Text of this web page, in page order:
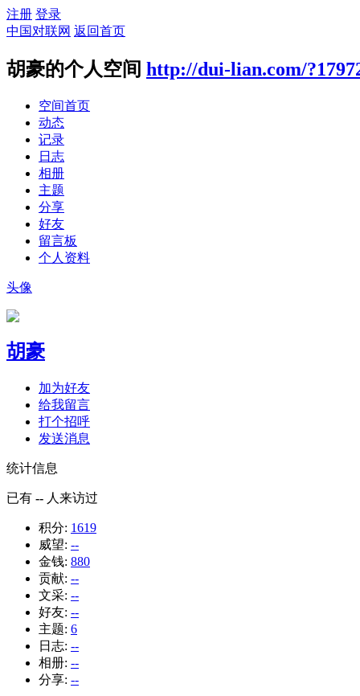
注册 登录
中国对联网 返回首页
胡豪的个人空间 http://dui-lian.com/
空间首页
动态
记录
日志
相册
主题
分享
好友
留言板
个人资料
头像
胡豪
加为好友
给我留言
打个招呼
发送消息
统计信息
已有 -- 人来访过
积分: 1619
威望: --
金钱: 880
贡献: --
文采: --
好友: --
主题: 6
日志: --
相册: --
分享: --